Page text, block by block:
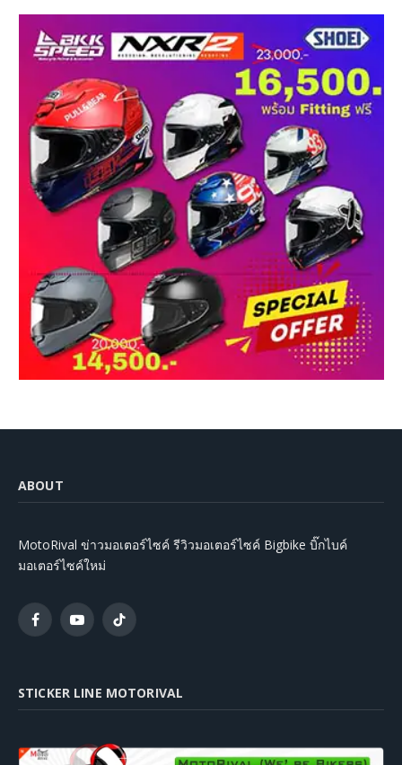
ABOUT
MotoRival ข่าวมอเตอร์ไซค์ รีวิวมอเตอร์ไซค์ Bigbike บิ๊กไบค์
มอเตอร์ไซค์ใหม่
FacebookYouTubeTikTok
STICKER LINE MOTORIVAL